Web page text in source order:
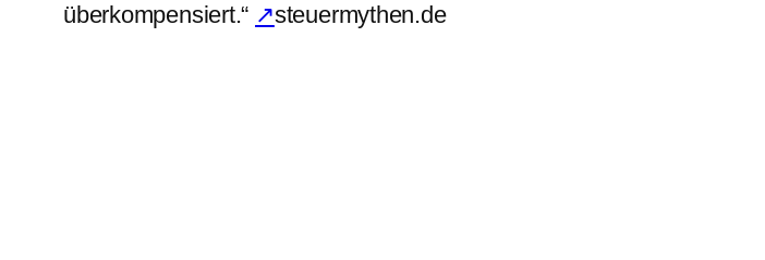
überkompensiert.“ ↗steuermythen.de